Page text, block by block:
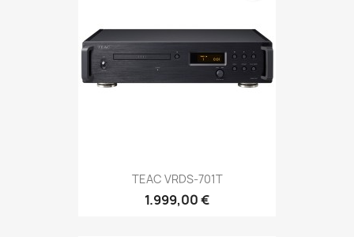
TEAC VRDS-701T
1.999,00 €